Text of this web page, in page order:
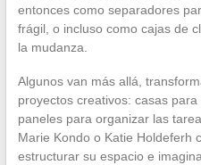
entonces como separadores
frágil, o incluso como cajas de
la mudanza.
Algunos van más allá,
proyectos creativos: casas
paneles para organizar las
Marie Kondo o Katie Holdeferh
estructurar su espacio e